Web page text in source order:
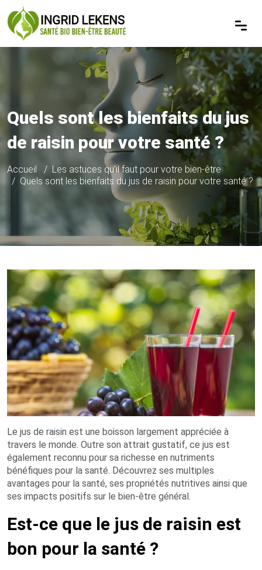
Quels sont les bienfaits du jus
de raisin pour votre santé ?
Accueil
Les astuces qu'il faut pour votre bien-être
Quels sont les bienfaits du jus de raisin pour votre santé ?
Le jus de raisin est une boisson largement appréciée à
travers le monde. Outre son attrait gustatif, ce jus est
également reconnu pour sa richesse en nutriments
bénéfiques pour la santé. Découvrez ses multiples
avantages pour la santé, ses propriétés nutritives ainsi que
ses impacts positifs sur le bien-être général.
Est-ce que le jus de raisin est
bon pour la santé ?